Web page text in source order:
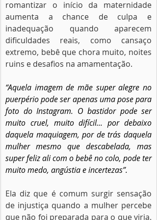
romantizar o início da maternidade
aumenta a chance de culpa e
inadequação quando aparecem
dificuldades reais, como cansaço
extremo, bebê que chora muito, noites
ruins e desafios na amamentação.
“Aquela imagem de mãe super alegre no
puerpério pode ser apenas uma pose para
foto do Instagram. O bastidor pode ser
muito cruel, muito difícil... por debaixo
daquela maquiagem, por de trás daquela
mulher mesmo que descabelada, mas
super feliz ali com o bebê no colo, pode ter
muito medo, angústia e incertezas”.
Ela diz que é comum surgir sensação
de injustiça quando a mulher percebe